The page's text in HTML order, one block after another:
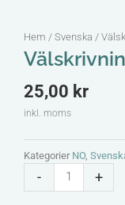
Hem / Svenska /
25,00 kr
inkl. moms
Kategorier NO,
-
Välskrivning
-
+